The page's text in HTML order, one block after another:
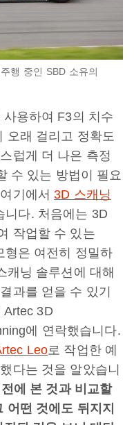
행 중인 SBD 소유의
용하여 F3의 치수
오래 걸리고 정확도
럽게 더 나은 측정
수 있는 방법이 필요
기에서3D 스캐닝
니다. 처음에는 3D
작업할 수 있는
형은 여전히 정밀하
캐닝 솔루션에 대해
과를 얻을 수 있기
Artec 3D
에 연락했습니다.
Leo로 작업한 예
다는 것을 알았습니
에 본 것과 비교할
어떤 것에도 뒤지지